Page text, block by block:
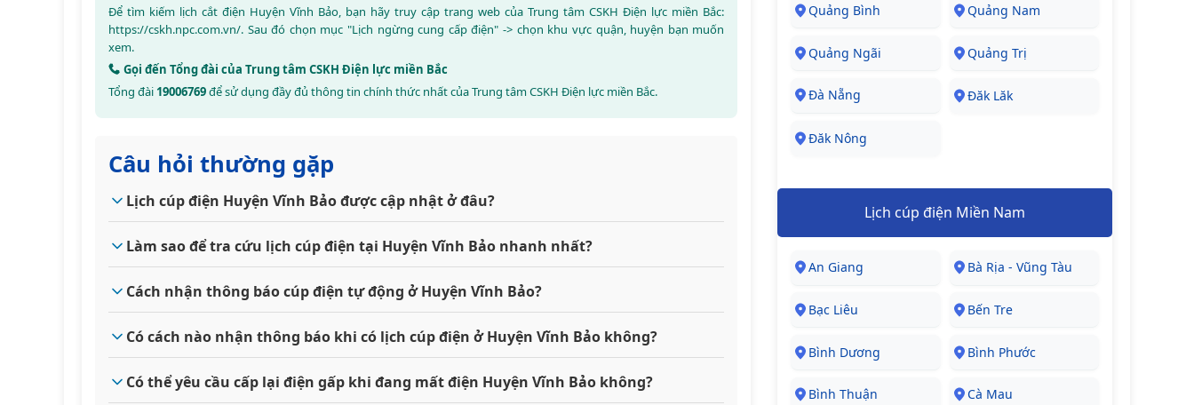
Để tìm kiếm lịch cắt điện Huyện Vĩnh Bảo, bạn hãy truy cập trang web của Trung tâm CSKH Điện lực miền Bắc:
https://cskh.npc.com.vn/. Sau đó chọn mục "Lịch ngừng cung cấp điện" -> chọn khu vực quận, huyện bạn muốn
xem.
Gọi đến Tổng đài của Trung tâm CSKH Điện lực miền Bắc
Tổng đài 19006769để sử dụng đầy đủ thông tin chính thức nhất của Trung tâm CSKH Điện lực miền Bắc.
Câu hỏi thường gặp
Lịch cúp điện Huyện Vĩnh Bảo được cập nhật ở đâu?
Làm sao để tra cứu lịch cúp điện tại Huyện Vĩnh Bảo nhanh nhất?
Cách nhận thông báo cúp điện tự động ở Huyện Vĩnh Bảo?
Có cách nào nhận thông báo khi có lịch cúp điện ở Huyện Vĩnh Bảo không?
Có thể yêu cầu cấp lại điện gấp khi đang mất điện Huyện Vĩnh Bảo không?
Quảng Bình Quảng Nam
Quảng Ngãi Quảng Trị
Đà Nẵng Đăk Lăk
Đăk Nông
Lịch cúp điện Miền Nam
An Giang Bà Rịa - Vũng Tàu
Bạc Liêu Bến Tre
Bình Dương Bình Phước
Bình Thuận Cà Mau